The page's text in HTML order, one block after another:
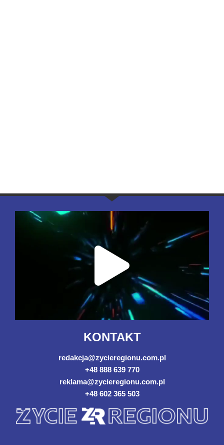
KONTAKT
redakcja@zycieregionu.com.pl
+48 888 639 770
reklama@zycieregionu.com.pl
+48 602 365 503